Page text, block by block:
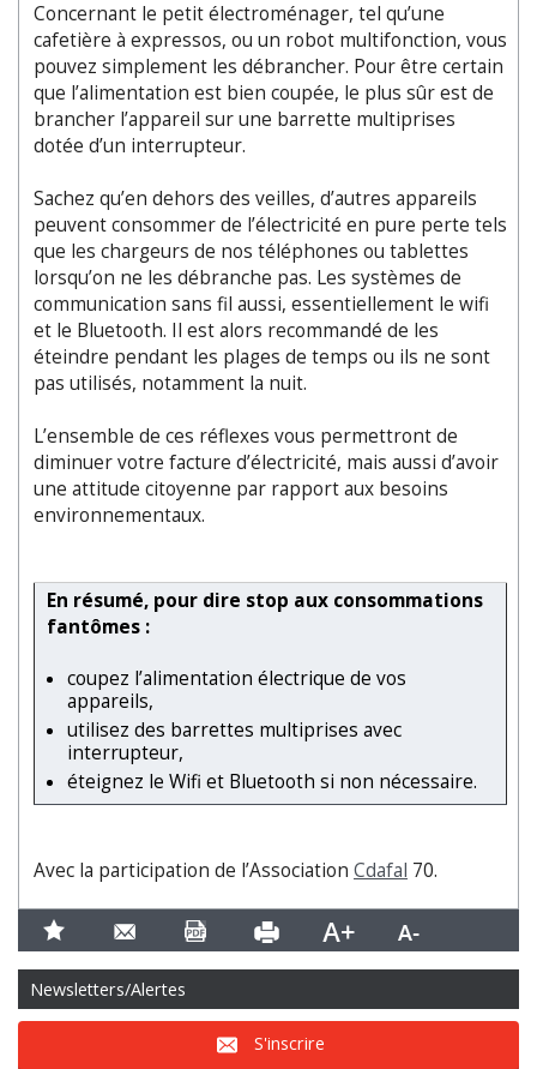
Concernant le petit électroménager, tel qu’une
cafetière à expressos, ou un robot multifonction, vous
pouvez simplement les débrancher. Pour être certain
que l’alimentation est bien coupée, le plus sûr est de
brancher l’appareil sur une barrette multiprises
dotée d’un interrupteur.
Sachez qu’en dehors des veilles, d’autres appareils
peuvent consommer de l’électricité en pure perte tels
que les chargeurs de nos téléphones ou tablettes
lorsqu’on ne les débranche pas. Les systèmes de
communication sans fil aussi, essentiellement le wifi
et le Bluetooth. Il est alors recommandé de les
éteindre pendant les plages de temps ou ils ne sont
pas utilisés, notamment la nuit.
L’ensemble de ces réflexes vous permettront de
diminuer votre facture d’électricité, mais aussi d’avoir
une attitude citoyenne par rapport aux besoins
environnementaux.
En résumé, pour dire stop aux consommations
fantômes :
coupez l’alimentation électrique de vos
appareils,
utilisez des barrettes multiprises avec
interrupteur,
éteignez le Wifi et Bluetooth si non nécessaire.
Avec la participation de l’Association Cdafal 70.
Newsletters/Alertes
S'inscrire